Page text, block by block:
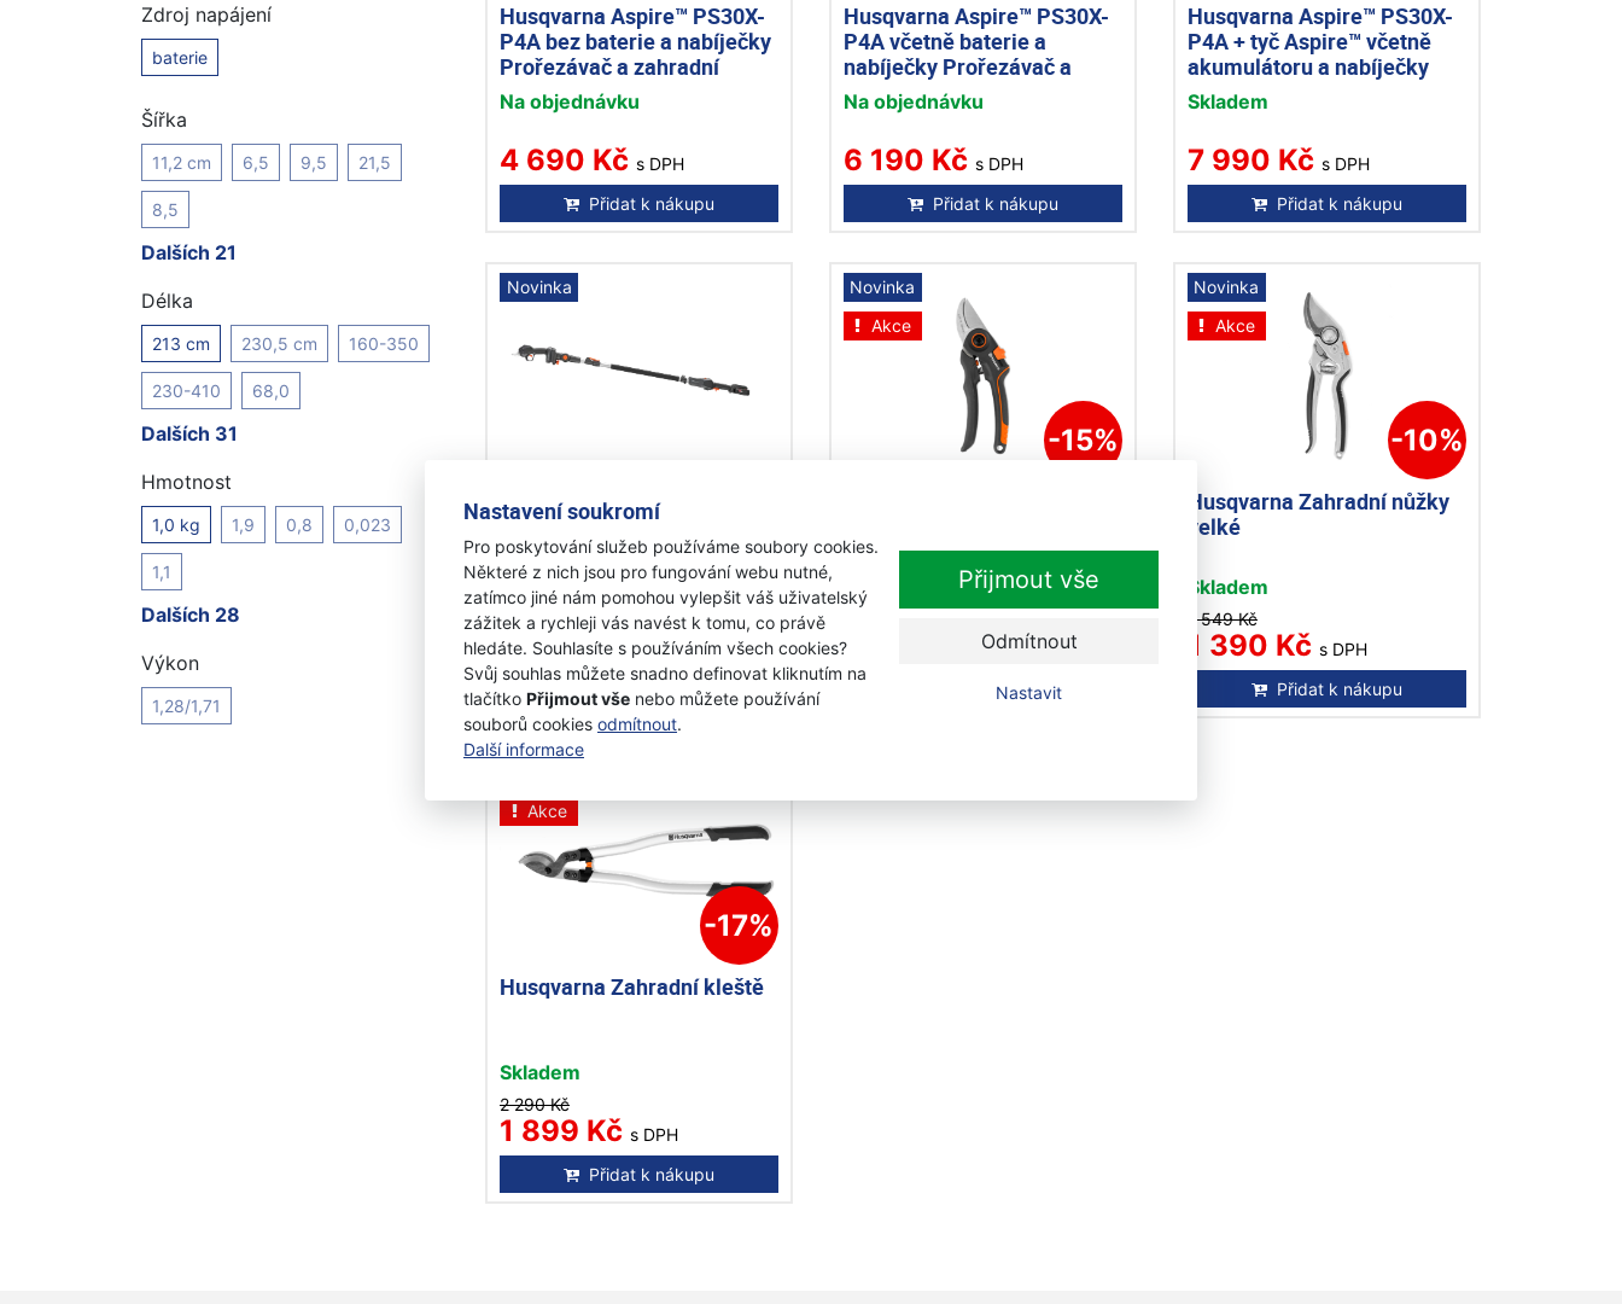
Nastavení soukromí
Pro poskytování služeb používáme soubory cookies.
Některé z nich jsou pro fungování webu nutné,
zatímco jiné nám pomohou vylepšit váš uživatelský
zážitek a rychleji vás navést k tomu, co právě
hledáte. Souhlasíte s používáním všech cookies?
Svůj souhlas můžete snadno definovat kliknutím na
tlačítko Přijmout vše nebo můžete používání
souborů cookies odmítnout.
Další informace
Přijmout vše
Odmítnout
Nastavit
Zdroj napájení
baterie
Šířka
11,2 cm 6,5 9,5 21,5
8,5
Dalších 21
Délka
213 cm 230,5 cm 160-350
230-410 68,0
Dalších 31
Hmotnost
1,0 kg 1,9 0,8 0,023
1,1
Dalších 28
Výkon
1,28/1,71
Husqvarna Aspire™ PS30X-
P4A bez baterie a nabíječky
Prořezávač a zahradní
nůžky
Na objednávku
4 690 Kč s DPH
Přidat k nákupu
Husqvarna Aspire™ PS30X-
P4A včetně baterie a
nabíječky Prořezávač a
zahradní nůžky
Na objednávku
6 190 Kč s DPH
Přidat k nákupu
Husqvarna Aspire™ PS30X-
P4A + tyč Aspire™ včetně
akumulátoru a nabíječky
Skladem
7 990 Kč s DPH
Přidat k nákupu
Novinka
Husqvarna Aspire™ PS30X-
P4A + tyč Aspire™ bez
baterie a nabíječky
Na objednávku
6 490 Kč s DPH
Přidat k nákupu
Novinka
Akce
-15%
Skladem
890 Kč
s DPH
Přidat k nákupu
Novinka
Akce
-10%
Husqvarna Zahradní nůžky
velké
Skladem
1 549 Kč
1 390 Kč s DPH
Přidat k nákupu
Akce
-17%
Husqvarna Zahradní kleště
Skladem
2 290 Kč
1 899 Kč s DPH
Přidat k nákupu